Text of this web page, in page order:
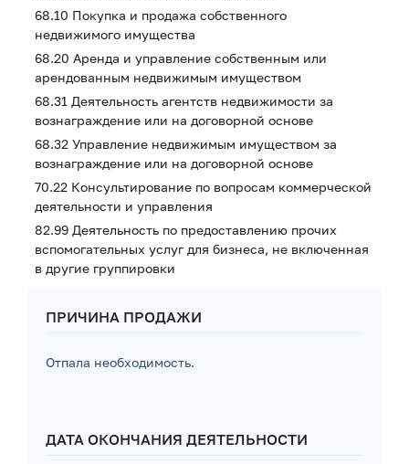
68.10 Покупка и продажа собственного
недвижимого имущества
68.20 Аренда и управление собственным или
арендованным недвижимым имуществом
68.31 Деятельность агентств недвижимости за
вознаграждение или на договорной основе
68.32 Управление недвижимым имуществом за
вознаграждение или на договорной основе
70.22 Консультирование по вопросам коммерческой
деятельности и управления
82.99 Деятельность по предоставлению прочих
вспомогательных услуг для бизнеса, не включенная
в другие группировки
ПРИЧИНА ПРОДАЖИ
Отпала необходимость.
ДАТА ОКОНЧАНИЯ ДЕЯТЕЛЬНОСТИ